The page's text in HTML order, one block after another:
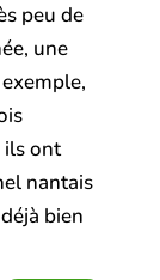
peu de
une
ils ont
nantais
bien